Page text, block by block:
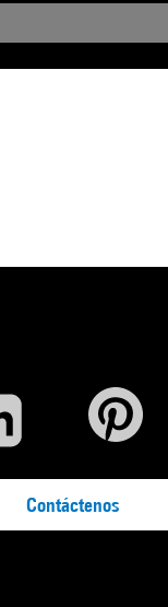
Contáctenos